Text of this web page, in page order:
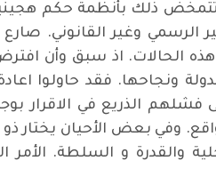
ذلك بأنظمة حكم
الرسمي وغير القانوني. صارع
الحالات. اذ سبق وأن
ونجاحها. فقد حاولوا
فشلهم الذريع في الاقرار
وفي بعض الأحيان يختار
والقدرة و السلطة.